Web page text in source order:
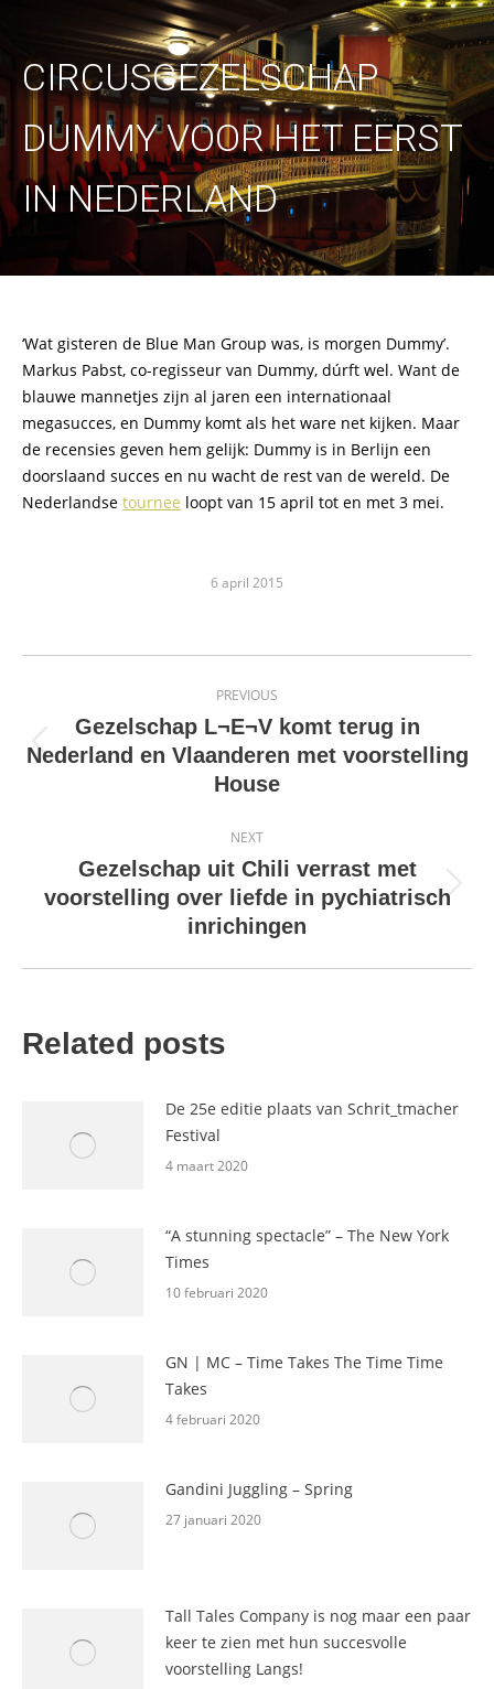
CIRCUSGEZELSCHAP
DUMMY VOOR HET EERST
IN NEDERLAND
‘Wat gisteren de Blue Man Group was, is morgen Dummy’.
Markus Pabst, co-regisseur van Dummy, dúrft wel. Want de
blauwe mannetjes zijn al jaren een internationaal
megasucces, en Dummy komt als het ware net kijken. Maar
de recensies geven hem gelijk: Dummy is in Berlijn een
doorslaand succes en nu wacht de rest van de wereld. De
Nederlandse tournee loopt van 15 april tot en met 3 mei.
6 april 2015
navigation
PREVIOUS
Previous
post:
Gezelschap L¬E¬V komt terug in
Nederland en Vlaanderen met voorstelling
House
NEXT
Next
post:
Gezelschap uit Chili verrast met
voorstelling over liefde in pychiatrisch
inrichingen
Related posts
De 25e editie plaats van Schrit_tmacher
Festival
4 maart 2020
“A stunning spectacle” – The New York
Times
10 februari 2020
GN | MC – Time Takes The Time Time
Takes
4 februari 2020
Gandini Juggling – Spring
27 januari 2020
Tall Tales Company is nog maar een paar
keer te zien met hun succesvolle
voorstelling Langs!